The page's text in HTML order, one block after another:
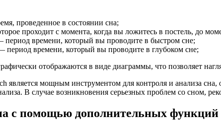
проведенное в состоянии сна;
проходит с момента, когда вы ложитесь в постель, до
период времени, который вы проводите в быстром сне;
период времени, который вы проводите в глубоком сне;
отображаются в виде диаграммы, что позволяет
является мощным инструментом для контроля и анализа
В случае возникновения серьезных проблем со сном,
с помощью дополнительных функций